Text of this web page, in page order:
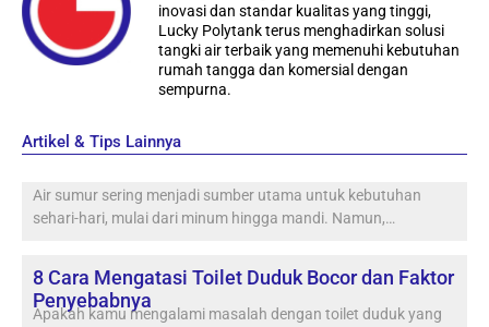
inovasi dan standar kualitas yang tinggi,
Lucky Polytank terus menghadirkan solusi
tangki air terbaik yang memenuhi kebutuhan
rumah tangga dan komersial dengan
sempurna.
Artikel & Tips Lainnya
Air sumur sering menjadi sumber utama untuk kebutuhan
sehari-hari, mulai dari minum hingga mandi. Namun,…
8 Cara Mengatasi Toilet Duduk Bocor dan Faktor
Penyebabnya
Apakah kamu mengalami masalah dengan toilet duduk yang